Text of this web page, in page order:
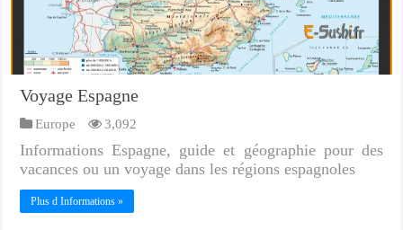
Voyage Espagne
Europe 3,092
Informations Espagne, guide et géographie pour des
vacances ou un voyage dans les régions espagnoles
Plus d Informations »